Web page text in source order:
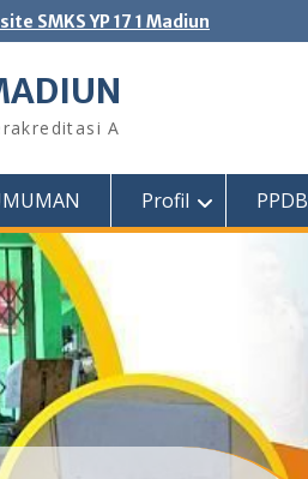
SMKS YP 17 1 Madiun
A
Profil PPDB